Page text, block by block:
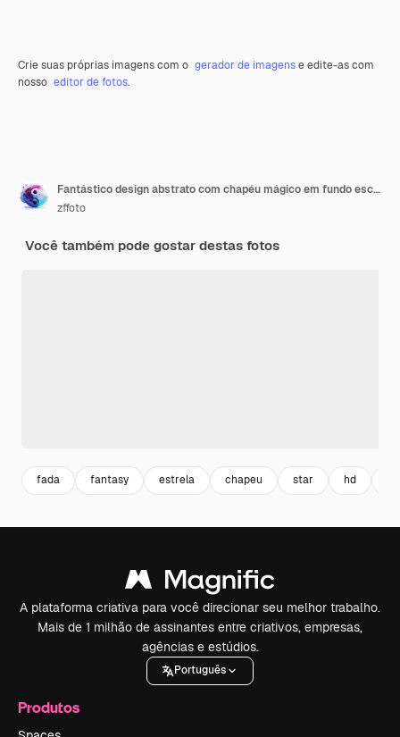
Crie suas próprias imagens com o gerador de imagense edite-as com
nosso editor de fotos.
Fantástico design abstrato com chapéu mágico em fundo escuro
zffoto
Você também pode gostar destas fotos
fada fantasy estrela chapeu star hd
A plataforma criativa para você direcionar seu melhor trabalho.
Mais de 1 milhão de assinantes entre criativos, empresas,
agências e estúdios.
Português
Produtos